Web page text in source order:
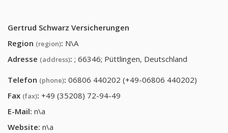
Gertrud Schwarz Versicherungen
Region (region): N\A
Adresse (address): ; 66346; Püttlingen, Deutschland
Telefon (phone): 06806 440202 (+49-06806 440202)
Fax (fax): +49 (35208) 72-94-49
E-Mail: n\a
Website: n\a